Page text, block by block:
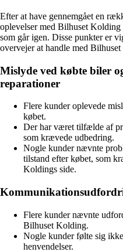
Efter at have gennemgået en
oplevelser med Bilhuset
som går igen. Disse punkter er
overvejer at handle med
Mislyde ved købte biler
reparationer
Flere kunder oplevede
købet.
Der har været tilfælde af
som krævede udbedring.
Nogle kunder nævnte
tilstand efter købet, som
Koldings side.
Flere kunder nævnte
Bilhuset Kolding.
Nogle kunder følte sig
henvendelser.